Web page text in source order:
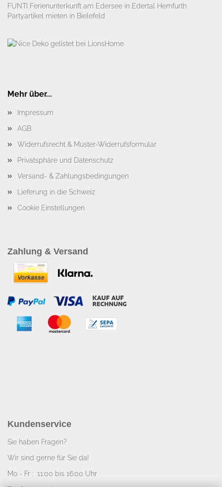
FUNTI Ferienunterkunft am Edersee in Edertal Hemfurth
Partyartikel mieten in Bielefeld
Mehr über...
Impressum
AGB
Widerrufsrecht & Muster-Widerrufsformular
Privatsphäre und Datenschutz
Versand- & Zahlungsbedingungen
Lieferung in die Schweiz
Cookie Einstellungen
Zahlung & Versand
Kundenservice
Sie haben Fragen?
Wir sind gerne für Sie da!
Mo - Fr : 11:00 bis 16:00 Uhr